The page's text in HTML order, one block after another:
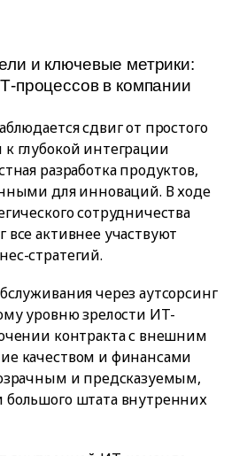
и ключевые метрики:
процессов в компании
сдвиг от простого
глубокой интеграции
разработка продуктов,
для инноваций. В ходе
сотрудничества
активнее участвуют
стратегий.
через аутсорсинг
уровню зрелости ИТ-
контракта с внешним
качеством и финансами
и предсказуемым,
штата внутренних